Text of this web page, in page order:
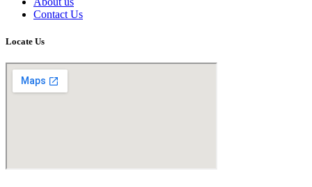
Contact Us
Locate Us